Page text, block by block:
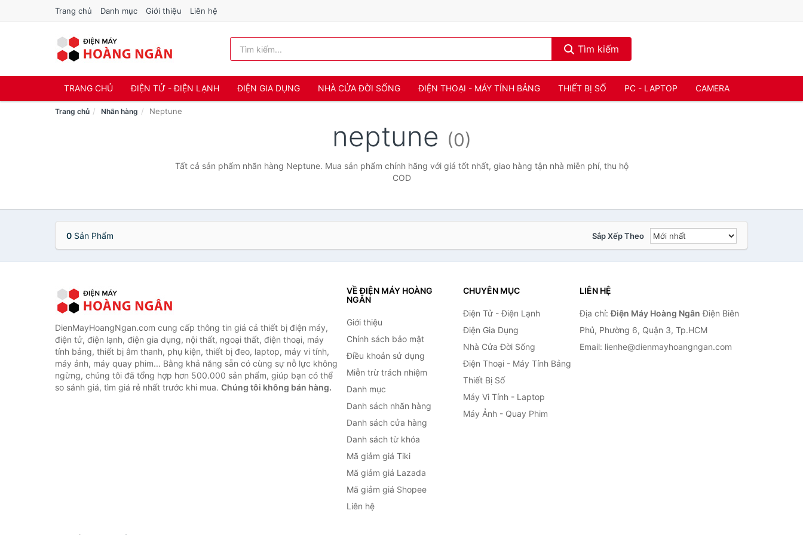
Trang chủ Danh mục Giới thiệu Liên hệ
Tìm kiếm
TRANG CHỦ ĐIỆN TỬ - ĐIỆN LẠNH ĐIỆN GIA DỤNG NHÀ CỬA ĐỜI SỐNG ĐIỆN THOẠI - MÁY TÍNH BẢNG THIẾT BỊ SỐ PC - LAPTOP CAMERA
Trang chủ Nhãn hàng Neptune
neptune (0)
Tất cả sản phẩm nhãn hàng Neptune. Mua sản phẩm chính hãng với giá tốt nhất, giao hàng tận nhà miễn phí, thu hộ
COD
0 Sản Phẩm Sắp Xếp Theo
DienMayHoangNgan.com cung cấp thông tin giá cả thiết bị điện máy,
điện tử, điện lạnh, điện gia dụng, nội thất, ngoại thất, điện thoại, máy
tính bảng, thiết bị âm thanh, phụ kiện, thiết bị đeo, laptop, máy vi tính,
máy ảnh, máy quay phim... Bằng khả năng sẵn có cùng sự nỗ lực không
ngừng, chúng tôi đã tổng hợp hơn 500.000 sản phẩm, giúp bạn có thể
so sánh giá, tìm giá rẻ nhất trước khi mua. Chúng tôi không bán hàng.
VỀ ĐIỆN MÁY HOÀNG
NGÂN
Giới thiệu
Chính sách bảo mật
Điều khoản sử dụng
Miễn trừ trách nhiệm
Danh mục
Danh sách nhãn hàng
Danh sách cửa hàng
Danh sách từ khóa
Mã giảm giá Tiki
Mã giảm giá Lazada
Mã giảm giá Shopee
Liên hệ
CHUYÊN MỤC
Điện Tử - Điện Lạnh
Điện Gia Dụng
Nhà Cửa Đời Sống
Điện Thoại - Máy Tính Bảng
Thiết Bị Số
Máy Vi Tính - Laptop
Máy Ảnh - Quay Phim
LIÊN HỆ
Địa chỉ:Điện Máy Hoàng Ngân Điện Biên
Phủ, Phường 6, Quận 3, Tp.HCM
Email: lienhe@dienmayhoangngan.com